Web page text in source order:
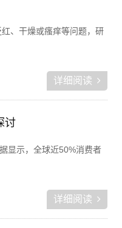
、干燥或瘙痒等问题，研
详细阅读
讨
显示，全球近50%消费者
详细阅读